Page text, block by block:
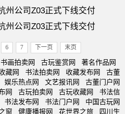
州公司Z03正式下线交付
州公司Z03正式下线交付
6 7 下一页 末页
书画拍卖网 古玩鉴赏网
著名作品网
藏网 书法拍卖网 收藏发布网
古董
娱乐热点网 文艺报讯网
古董门户网
网 古玩拍卖网 古玩收藏网
书法信
书法发布网 书法门户网
中国古玩网
窗 健康播报网 花世界之旅 四川生